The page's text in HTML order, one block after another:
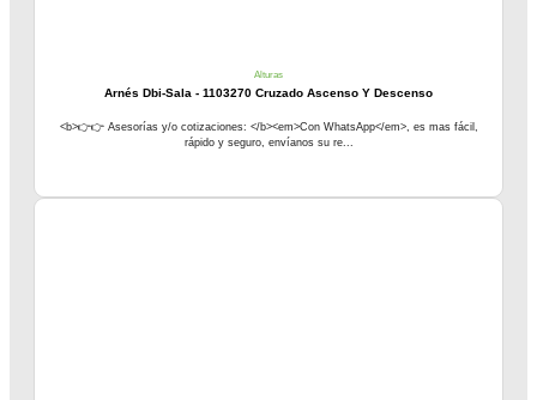
Alturas
Arnés Dbi-Sala - 1103270 Cruzado Ascenso Y Descenso
<b>👉👉 Asesorías y/o cotizaciones: </b><em>Con WhatsApp</em>, es mas fácil,
rápido y seguro, envíanos su re...